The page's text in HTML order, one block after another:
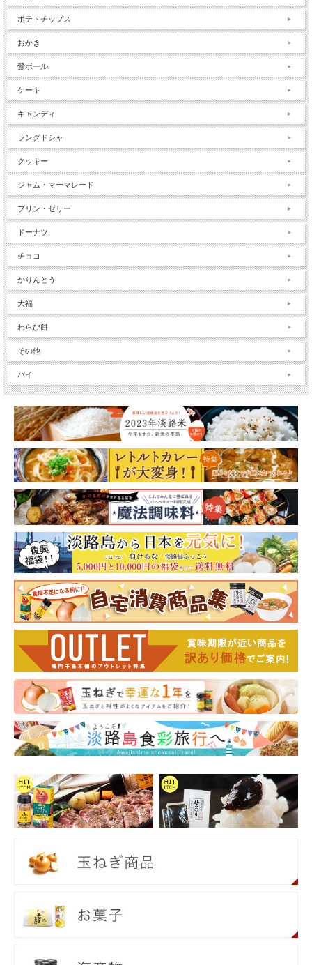
ポテトチップス
おかき
鶯ボール
ケーキ
キャンディ
ラングドシャ
クッキー
ジャム・マーマレード
プリン・ゼリー
ドーナツ
チョコ
かりんとう
大福
わらび餅
その他
パイ